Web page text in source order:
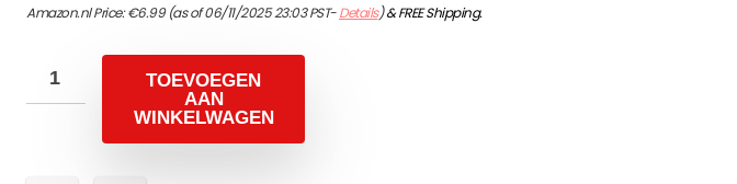
Amazon.nl Price:€6.99(as of 06/11/2025 23:03 PST-Details)&FREE Shipping.
TOEVOEGEN
AAN
WINKELWAGEN